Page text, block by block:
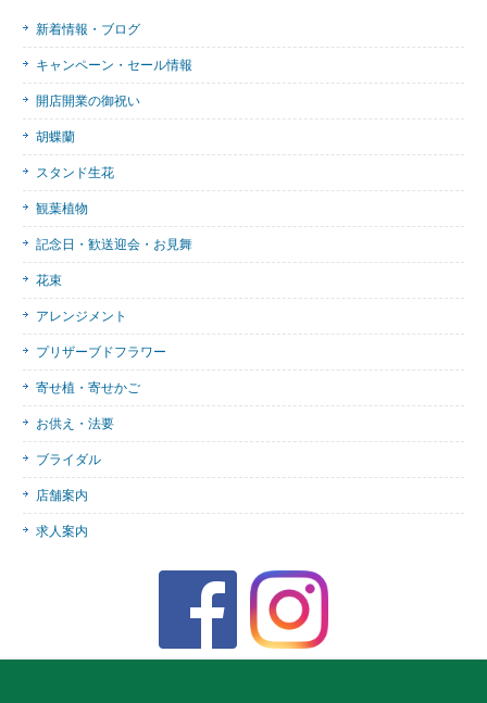
新着情報・ブログ
キャンペーン・セール情報
開店開業の御祝い
胡蝶蘭
スタンド生花
観葉植物
記念日・歓送迎会・お見舞
花束
アレンジメント
プリザーブドフラワー
寄せ植・寄せかご
お供え・法要
ブライダル
店舗案内
求人案内